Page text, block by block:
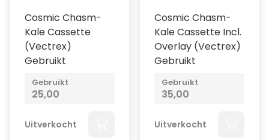
Cosmic Chasm-
Kale Cassette
(Vectrex)
Gebruikt
Gebruikt
25,00
Uitverkocht
Cosmic Chasm-
Kale Cassette Incl.
Overlay (Vectrex)
Gebruikt
Gebruikt
35,00
Uitverkocht